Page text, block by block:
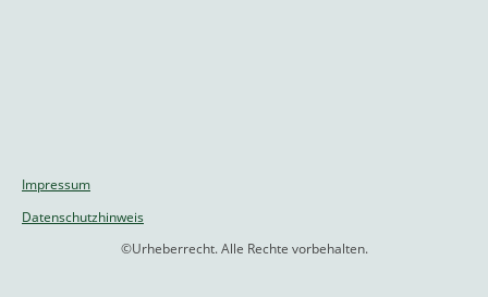
Impressum
Datenschutzhinweis
©Urheberrecht. Alle Rechte vorbehalten.